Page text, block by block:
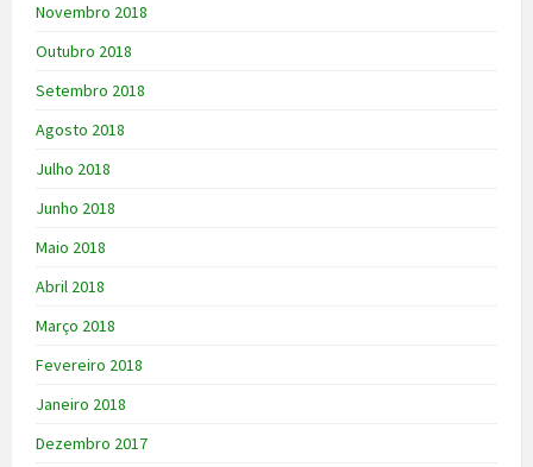
Novembro 2018
Outubro 2018
Setembro 2018
Agosto 2018
Julho 2018
Junho 2018
Maio 2018
Abril 2018
Março 2018
Fevereiro 2018
Janeiro 2018
Dezembro 2017